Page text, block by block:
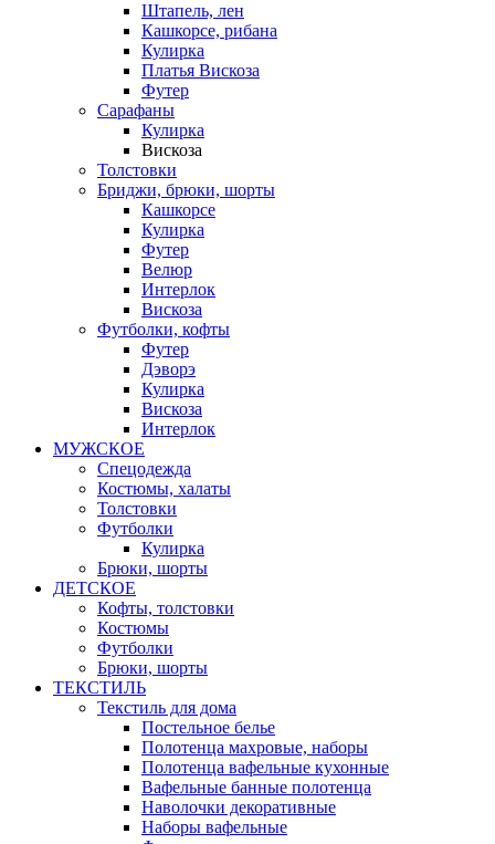
Штапель, лен
Кашкорсе, рибана
Кулирка
Платья Вискоза
Футер
Сарафаны
Кулирка
Вискоза
Толстовки
Бриджи, брюки, шорты
Кашкорсе
Кулирка
Футер
Велюр
Интерлок
Вискоза
Футболки, кофты
Футер
Дэворэ
Кулирка
Вискоза
Интерлок
МУЖСКОЕ
Спецодежда
Костюмы, халаты
Толстовки
Футболки
Кулирка
Брюки, шорты
ДЕТСКОЕ
Кофты, толстовки
Костюмы
Футболки
Брюки, шорты
ТЕКСТИЛЬ
Текстиль для дома
Постельное белье
Полотенца махровые, наборы
Полотенца вафельные кухонные
Вафельные банные полотенца
Наволочки декоративные
Наборы вафельные